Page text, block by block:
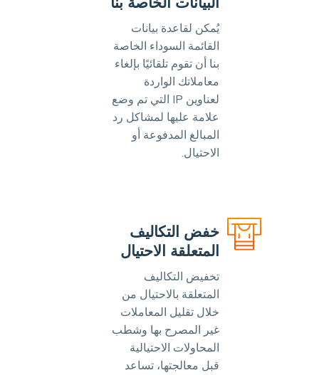
يُمكن لقاعدة بيانات
القائمة السوداء الخاصة
بنا أن تقوم تلقائيًا بإلغاء
معاملاتك الواردة
لعناوين IP التي تم وضع
علامة عليها لمشاكل رد
المبالغ المدفوعة أو
الاحتيال.
خفض التكاليف
المتعلقة الاحتيال
تخفيض التكاليف
المتعلقة بالاحتيال من
خلال تقليل المعاملات
غير المصرح بها وشطب
المحاولات الاحتيالية
قبل معالجتها، تساعد